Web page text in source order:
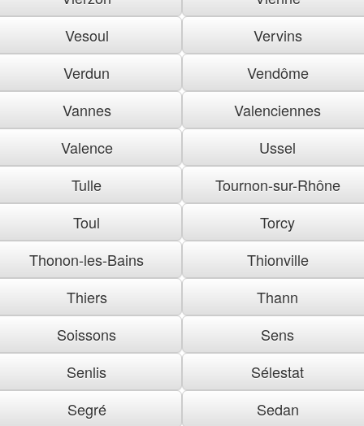
Vesoul
Vervins
Verdun
Vendôme
Vannes
Valenciennes
Valence
Ussel
Tulle
Tournon-sur-Rhône
Toul
Torcy
Thonon-les-Bains
Thionville
Thiers
Thann
Soissons
Sens
Senlis
Sélestat
Segré
Sedan